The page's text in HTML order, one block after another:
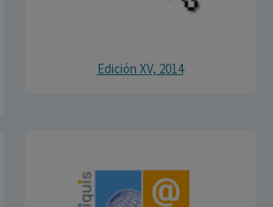
Edición XV, 2014